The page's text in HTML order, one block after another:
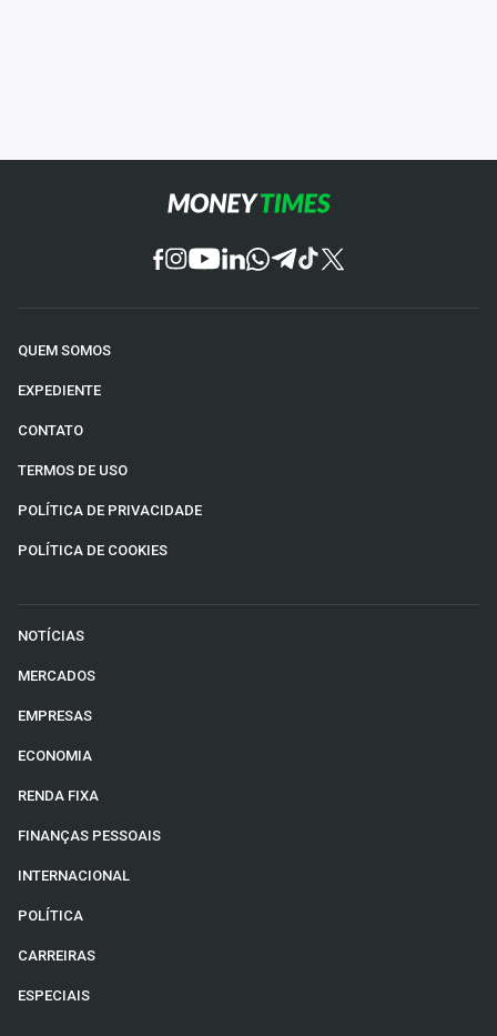
QUEM SOMOS
EXPEDIENTE
CONTATO
TERMOS DE USO
POLÍTICA DE PRIVACIDADE
POLÍTICA DE COOKIES
NOTÍCIAS
MERCADOS
EMPRESAS
ECONOMIA
RENDA FIXA
FINANÇAS PESSOAIS
INTERNACIONAL
POLÍTICA
CARREIRAS
ESPECIAIS